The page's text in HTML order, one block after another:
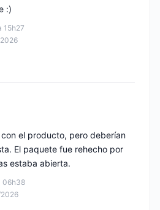
15h27
:)
06h38
el producto, pero deberían
El paquete fue rehecho por
estaba abierta.